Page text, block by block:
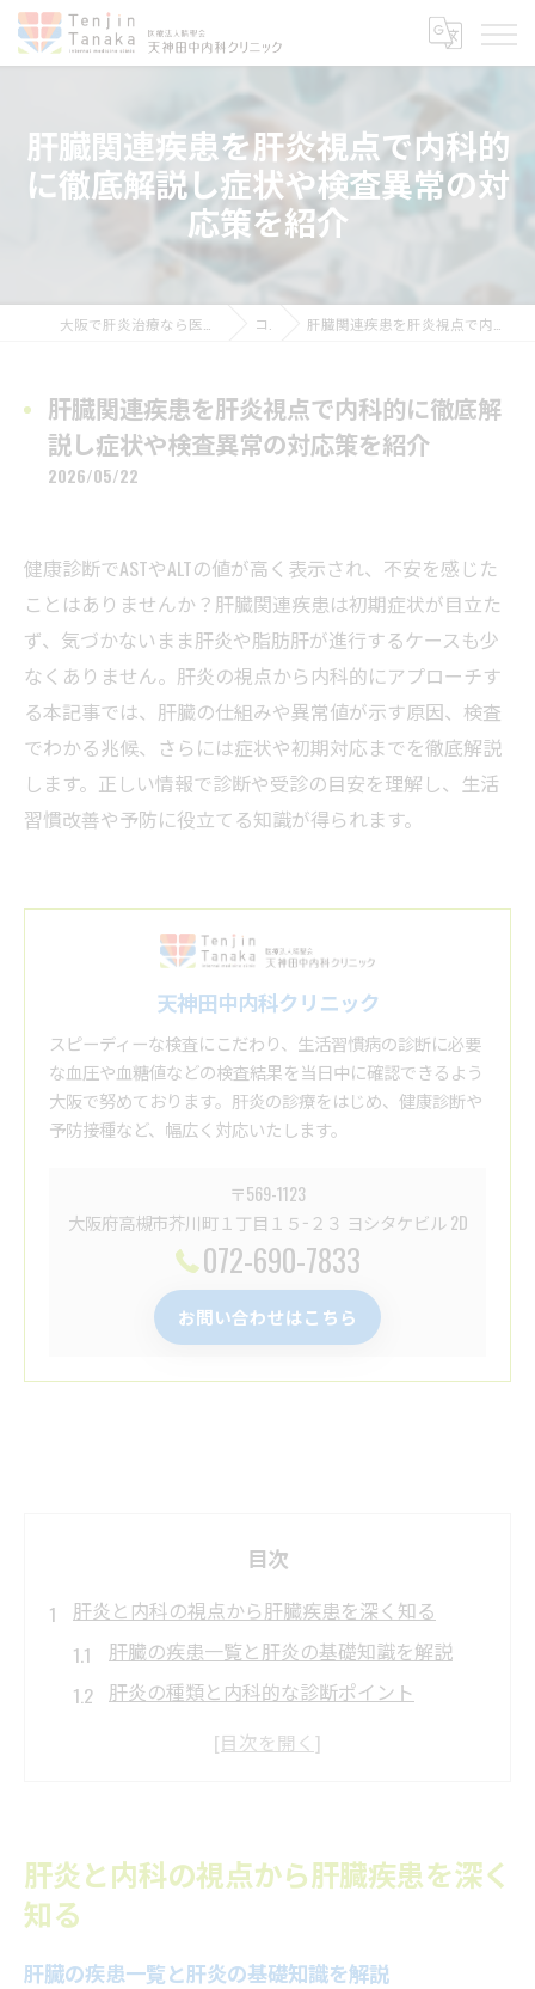
肝臓関連疾患を肝炎視点で内科的
に徹底解説し症状や検査異常の対
応策を紹介
コラム 肝臓関連疾患を肝炎視点で内科的に徹底解説し症状や検査異常の対応策を紹介
肝臓関連疾患を肝炎視点で内科的に徹底解
説し症状や検査異常の対応策を紹介
2026/05/22
健康診断でASTやALTの値が高く表示され、不安を感じた
ことはありませんか？肝臓関連疾患は初期症状が目立た
ず、気づかないまま肝炎や脂肪肝が進行するケースも少
なくありません。肝炎の視点から内科的にアプローチす
る本記事では、肝臓の仕組みや異常値が示す原因、検査
でわかる兆候、さらには症状や初期対応までを徹底解説
します。正しい情報で診断や受診の目安を理解し、生活
習慣改善や予防に役立てる知識が得られます。
天神田中内科クリニック
スピーディーな検査にこだわり、生活習慣病の診断に必要
な血圧や血糖値などの検査結果を当日中に確認できるよう
大阪で努めております。肝炎の診療をはじめ、健康診断や
予防接種など、幅広く対応いたします。
〒569-1123
大阪府高槻市芥川町１丁目１５−２３ ヨシタケビル 2D
072-690-7833
お問い合わせはこちら
目次
肝炎と内科の視点から肝臓疾患を深く知る
肝臓の疾患一覧と肝炎の基礎知識を解説
肝炎の種類と内科的な診断ポイント
内科で注意すべき肝炎リスク因子とは
肝炎と内科で注目すべき初期症状の特徴
か
肝炎と内科の視点から肝臓疾患を深く
知る
肝臓の疾患一覧と肝炎の基礎知識を解説